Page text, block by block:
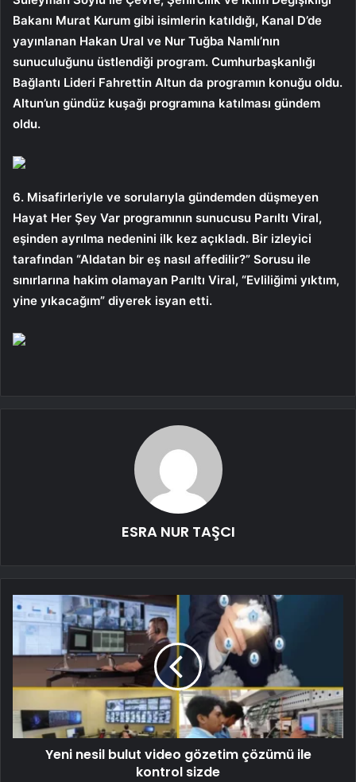
Bakanı Murat Kurum gibi isimlerin katıldığı, Kanal D’de
yayınlanan Hakan Ural ve Nur Tuğba Namlı’nın
sunuculuğunu üstlendiği program. Cumhurbaşkanlığı
Bağlantı Lideri Fahrettin Altun da programın konuğu oldu.
Altun’un gündüz kuşağı programına katılması gündem
oldu.
6. Misafirleriyle ve sorularıyla gündemden düşmeyen
Hayat Her Şey Var programının sunucusu Parıltı Viral,
eşinden ayrılma nedenini ilk kez açıkladı. Bir izleyici
tarafından “Aldatan bir eş nasıl affedilir?” Sorusu ile
sınırlarına hakim olamayan Parıltı Viral, “Evliliğimi yıktım,
yine yıkacağım” diyerek isyan etti.
ESRA NUR TAŞCI
Yeni nesil bulut video gözetim çözümü ile
kontrol sizde